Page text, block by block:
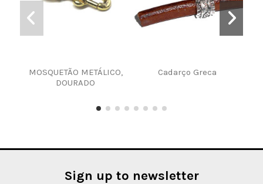
MOSQUETÃO METÁLICO,
DOURADO
Cadarço Greca
Sign up to newsletter